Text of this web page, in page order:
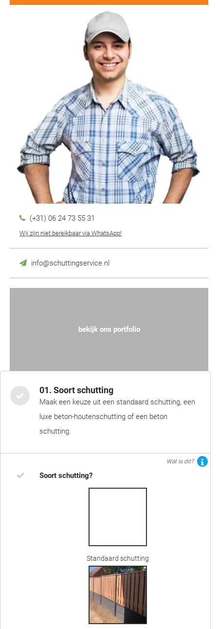
(+31) 06 24 73 55 31
Wij zijn niet bereikbaar via WhatsApp!
info@schuttingservice.nl
bekijk ons portfolio
01. Soort schutting
Maak een keuze uit een standaard schutting, een
luxe beton-houtenschutting of een beton
schutting.
Wat is dit?
Soort schutting?
Standaard schutting